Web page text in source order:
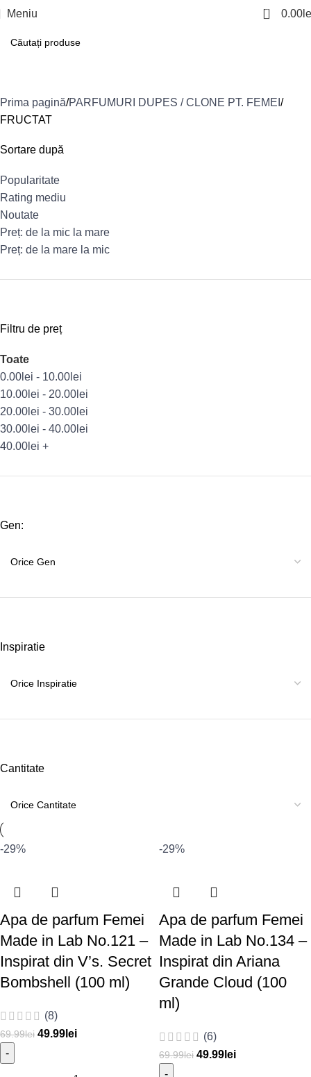
Meniu 0 0.00
Prima pagină PARFUMURI DUPES / CLONE PT. FEMEI
FRUCTAT
Sortare după
Popularitate
Rating mediu
Noutate
Preț: de la mic la mare
Preț: de la mare la mic
Filtru de preț
Toate
0.00 lei - 10.00 lei
10.00 lei - 20.00 lei
20.00 lei - 30.00 lei
30.00 lei - 40.00 lei
40.00 lei +
Gen:
Inspiratie
Cantitate
-29%
Apa de parfum Femei
Made in Lab No.121 –
Inspirat din V’s. Secret
Bombshell (100 ml)
(8)
69.99lei 49.99 lei
-29%
Apa de parfum Femei
Made in Lab No.134 –
Inspirat din Ariana
Grande Cloud (100
ml)
(6)
69.99lei 49.99 lei